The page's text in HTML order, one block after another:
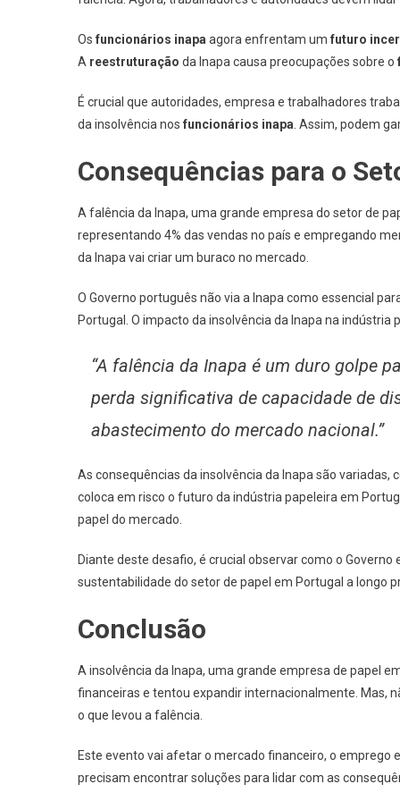
Os funcionários inapa agora enfrentam um futuro
A reestruturação da Inapa causa preocupações sobre o
É crucial que autoridades, empresa e trabalhadores
da insolvência nos funcionários inapa . Assim, podem
Consequências para o
A falência da Inapa, uma grande empresa do setor de
representando 4% das vendas no país e empregando
da Inapa vai criar um buraco no mercado.
O Governo português não via a Inapa como essencial
Portugal. O impacto da insolvência da Inapa na
“A falência da Inapa é um duro golpe
perda significativa de capacidade de
abastecimento do mercado nacional.”
As consequências da insolvência da Inapa são
coloca em risco o futuro da indústria papeleira em
papel do mercado.
Diante deste desafio, é crucial observar como o
sustentabilidade do setor de papel em Portugal a longo
Conclusão
A insolvência da Inapa, uma grande empresa de papel
financeiras e tentou expandir internacionalmente. Mas,
o que levou a falência.
Este evento vai afetar o mercado financeiro, o emprego
precisam encontrar soluções para lidar com as